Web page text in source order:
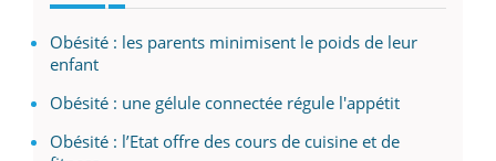
Obésité : les parents minimisent le poids de leur
enfant
Obésité : une gélule connectée régule l'appétit
Obésité : l’Etat offre des cours de cuisine et de